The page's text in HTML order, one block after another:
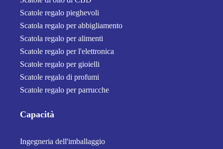
Scatole regalo pieghevoli
Scatola regalo per abbigliamento
Scatola regalo per alimenti
Scatole regalo per l'elettronica
Scatole regalo per gioielli
Scatole regalo di profumi
Scatole regalo per parrucche
Capacità
Ingegneria dell'imballaggio